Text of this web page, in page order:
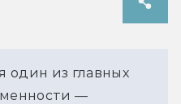
один из главных
—